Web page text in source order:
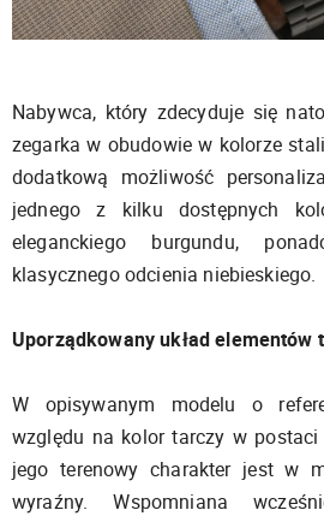
Nabywca, który zdecyduje się
zegarka w obudowie w kolorze
dodatkową możliwość
jednego z kilku dostępnych
eleganckiego burgundu,
klasycznego odcienia niebieskiego.
Uporządkowany układ elementów
W opisywanym modelu o
względu na kolor tarczy w
jego terenowy charakter jest w
wyraźny. Wspomniana